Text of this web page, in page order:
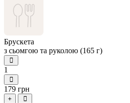
Брускета
з сьомгою та руколою (165 г)
1
179 грн
+